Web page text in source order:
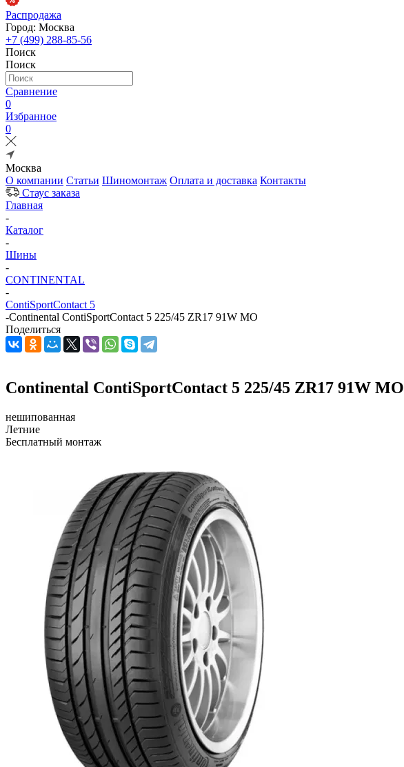
Распродажа
Город: Москва
+7 (499) 288-85-56
Поиск
Поиск
Сравнение
0
Избранное
0
Москва
О компании Статьи Шиномонтаж Оплата и доставка Контакты
Стаус заказа
Главная
-
Каталог
-
Шины
-
CONTINENTAL
-
ContiSportContact 5
-Continental ContiSportContact 5 225/45 ZR17 91W MO
Поделиться
Continental ContiSportContact 5 225/45 ZR17 91W MO
нешипованная
Летние
Бесплатный монтаж